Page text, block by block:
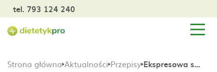
tel. 793 124 240
Strona główna Aktualności Przepisy Ekspresowa szarlotka